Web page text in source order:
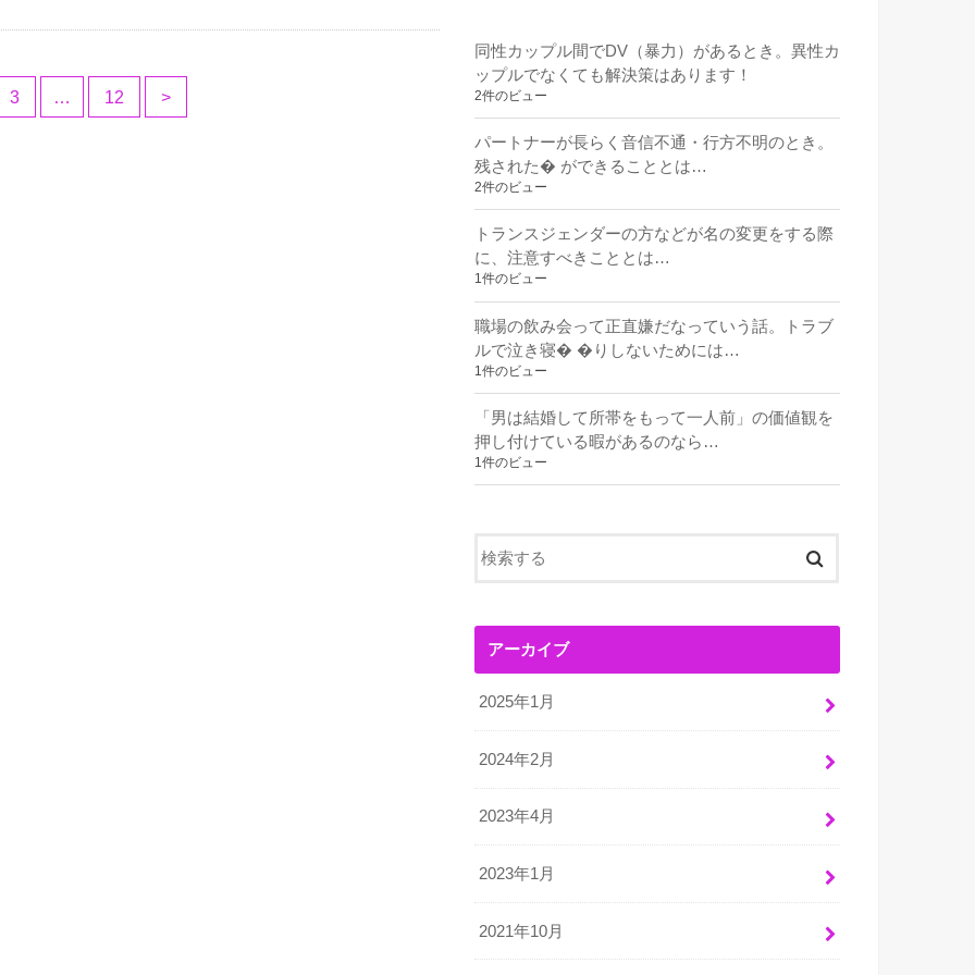
3 … 12 >
同性カップル間でDV（暴力）があるとき。異性カ
ップルでなくても解決策はあります！
2件のビュー
パートナーが長らく音信不通・行方不明のとき。
残された� ができることとは…
2件のビュー
トランスジェンダーの方などが名の変更をする際
に、注意すべきこととは…
1件のビュー
職場の飲み会って正直嫌だなっていう話。トラブ
ルで泣き寝� �りしないためには…
1件のビュー
「男は結婚して所帯をもって一人前」の価値観を
押し付けている暇があるのなら…
1件のビュー
アーカイブ
2025年1月
2024年2月
2023年4月
2023年1月
2021年10月